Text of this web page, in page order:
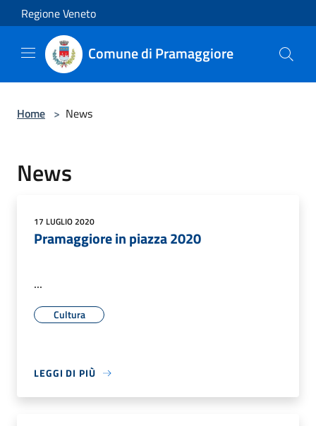
Salta al contenuto principale
Regione Veneto
Comune di Pramaggiore
Home > News
News
17 LUGLIO 2020
Pramaggiore in piazza 2020
...
Cultura
LEGGI DI PIÙ